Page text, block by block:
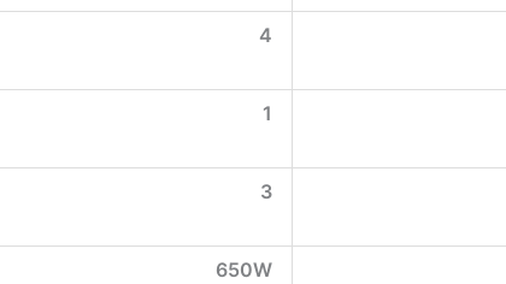
4
1
3
650W